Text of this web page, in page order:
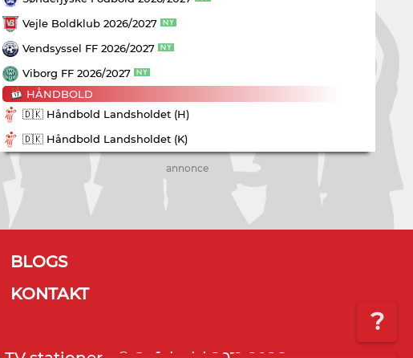
?
Vejle Boldklub 2026/2027
Vendsyssel FF 2026/2027
Viborg FF 2026/2027
HÅNDBOLD
🇩🇰 Håndbold Landsholdet (H)
🇩🇰 Håndbold Landsholdet (K)
annonce
BLOGS
KONTAKT